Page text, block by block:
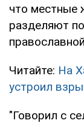
что местные
разделяют
Читайте: На
устроил
"Говорил с